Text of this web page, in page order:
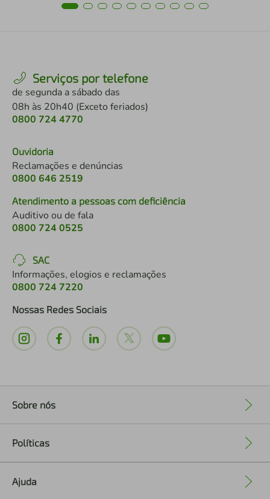
Serviços por telefone
de segunda a sábado das
08h às 20h40 (Exceto feriados)
0800 724 4770
Ouvidoria
Reclamações e denúncias
0800 646 2519
Atendimento a pessoas com deficiência
Auditivo ou de fala
0800 724 0525
SAC
Informações, elogios e reclamações
0800 724 7220
Nossas Redes Sociais
Sobre nós
Políticas
Ajuda